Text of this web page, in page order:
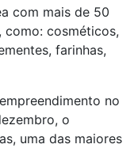
com mais de 50
como: cosméticos,
farinhas,
no
o
uma das maiores